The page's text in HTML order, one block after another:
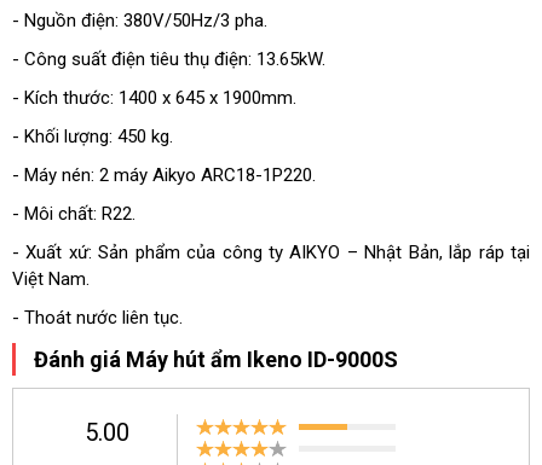
- Nguồn điện: 380V/50Hz/3 pha.
- Công suất điện tiêu thụ điện: 13.65kW.
- Kích thước: 1400 x 645 x 1900mm.
- Khối lượng: 450 kg.
- Máy nén: 2 máy Aikyo ARC18-1P220.
- Môi chất: R22.
- Xuất xứ: Sản phẩm của công ty AIKYO – Nhật Bản, lắp ráp tại
Việt Nam.
- Thoát nước liên tục.
Đánh giá Máy hút ẩm Ikeno ID-9000S
5.00